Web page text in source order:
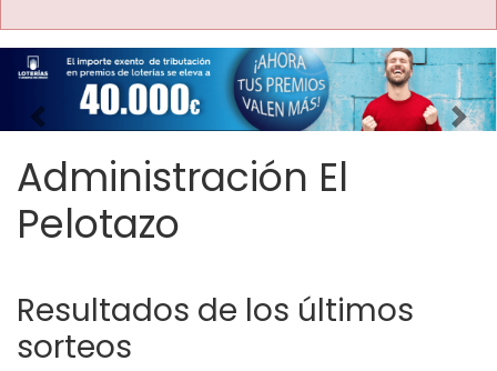
Imagen anterior
Administración El
Pelotazo
Resultados de los últimos
sorteos